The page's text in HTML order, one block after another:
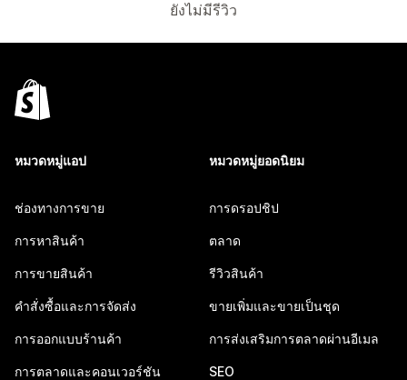
ยังไม่มีรีวิว
หมวดหมู่แอป
ช่องทางการขาย
การหาสินค้า
การขายสินค้า
คำสั่งซื้อและการจัดส่ง
การออกแบบร้านค้า
การตลาดและคอนเวอร์ชัน
หมวดหมู่ยอดนิยม
การดรอปชิป
ตลาด
รีวิวสินค้า
ขายเพิ่มและขายเป็นชุด
การส่งเสริมการตลาดผ่านอีเมล
SEO